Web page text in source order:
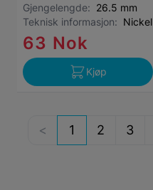
Gjengelengde: 26.5 mm
Teknisk informasjon: Nickel
63 Nok
Kjøp
1 2 3